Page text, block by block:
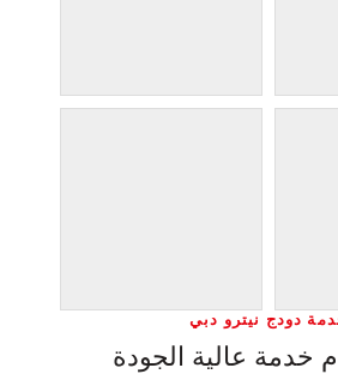
دودج نيترو دبي
خدمة عالية الجودة